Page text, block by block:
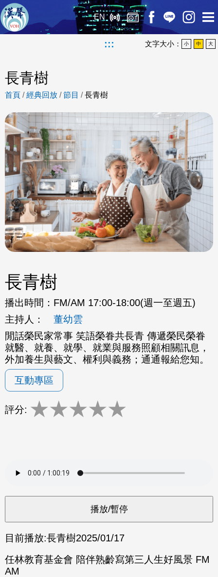
EN
::: 文字大小： 小 中 大
長青樹
首頁 /經典回放 /節目 /長青樹
長青樹
播出時間： FM/AM 17:00-18:00(週一至週五)
主持人：
董幼雲
閒話榮民家常事 笑語榮眷共長青 傳遞榮民榮眷
就醫、就養、就學、就業與服務照顧相關訊息，
外加養生與藝文、權利與義務；通通報給您知。
互動專區
評分: ★★★★★
目前播放:長青樹2025/01/17
任林教育基金會 陪伴熟齡寫第三人生好風景 FM
AM